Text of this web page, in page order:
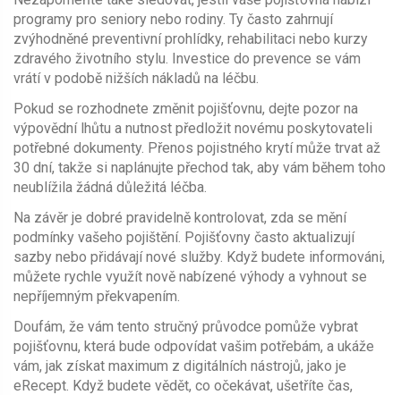
programy pro seniory nebo rodiny. Ty často zahrnují
zvýhodněné preventivní prohlídky, rehabilitaci nebo kurzy
zdravého životního stylu. Investice do prevence se vám
vrátí v podobě nižších nákladů na léčbu.
Pokud se rozhodnete změnit pojišťovnu, dejte pozor na
výpovědní lhůtu a nutnost předložit novému poskytovateli
potřebné dokumenty. Přenos pojistného krytí může trvat až
30 dní, takže si naplánujte přechod tak, aby vám během toho
neublížila žádná důležitá léčba.
Na závěr je dobré pravidelně kontrolovat, zda se mění
podmínky vašeho pojištění. Pojišťovny často aktualizují
sazby nebo přidávají nové služby. Když budete informováni,
můžete rychle využít nově nabízené výhody a vyhnout se
nepříjemným překvapením.
Doufám, že vám tento stručný průvodce pomůže vybrat
pojišťovnu, která bude odpovídat vašim potřebám, a ukáže
vám, jak získat maximum z digitálních nástrojů, jako je
eRecept. Když budete vědět, co očekávat, ušetříte čas,